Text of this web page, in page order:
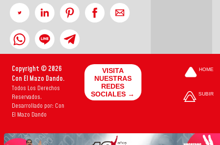
Copyright © 2026
Con El Mazo Dando.
Todos Los Derechos
Reservados.
Desarrollado por: Con
El Mazo Dando
VISITA
NUESTRAS
REDES
SOCIALES →
HOME
SUBIR